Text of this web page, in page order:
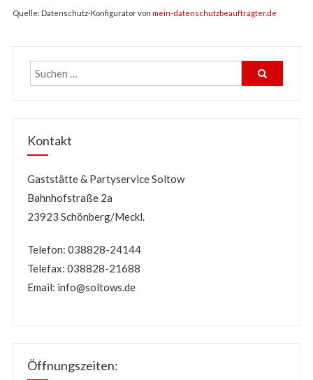
Quelle: Datenschutz-Konfigurator von mein-datenschutzbeauftragter.de
Kontakt
Gaststätte & Partyservice Soltow
Bahnhofstraße 2a
23923 Schönberg/Meckl.
Telefon: 038828-24144
Telefax: 038828-21688
Email: info@soltows.de
Öffnungszeiten: